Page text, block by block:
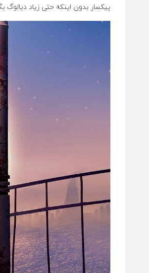
پیکسار بدون اینکه حتی زیاد دیالوگ